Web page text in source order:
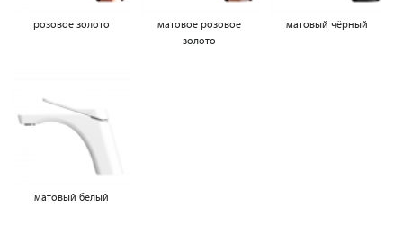
розовое золото
матовое розовое
золото
матовый чёрный
матовый белый